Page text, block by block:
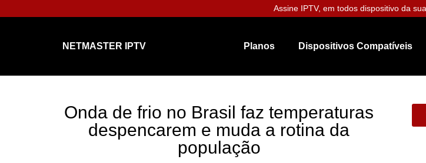
Assine IPTV, em todos dispositivo da
NETMASTER IPTV Planos Dispositivos Compatíveis
Onda de frio no Brasil faz temperaturas
despencarem e muda a rotina da
população